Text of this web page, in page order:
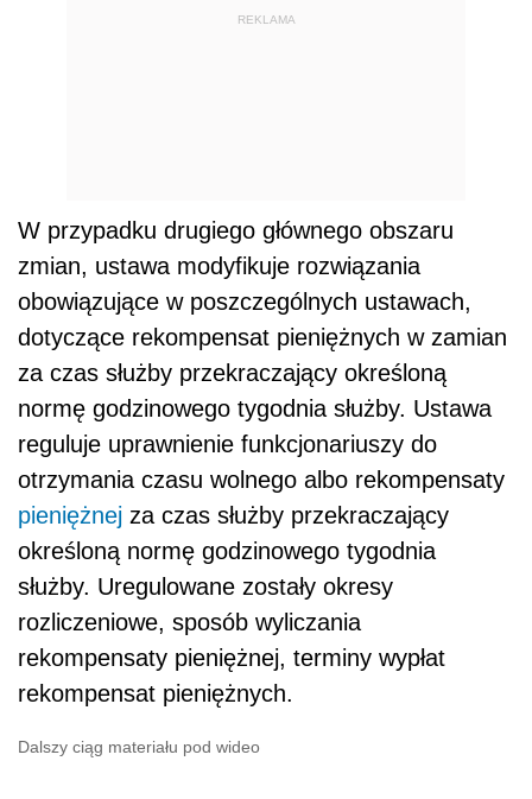
REKLAMA
W przypadku drugiego głównego obszaru
zmian, ustawa modyfikuje rozwiązania
obowiązujące w poszczególnych ustawach,
dotyczące rekompensat pieniężnych w zamian
za czas służby przekraczający określoną
normę godzinowego tygodnia służby. Ustawa
reguluje uprawnienie funkcjonariuszy do
otrzymania czasu wolnego albo rekompensaty
pieniężnej za czas służby przekraczający
określoną normę godzinowego tygodnia
służby. Uregulowane zostały okresy
rozliczeniowe, sposób wyliczania
rekompensaty pieniężnej, terminy wypłat
rekompensat pieniężnych.
Dalszy ciąg materiału pod wideo